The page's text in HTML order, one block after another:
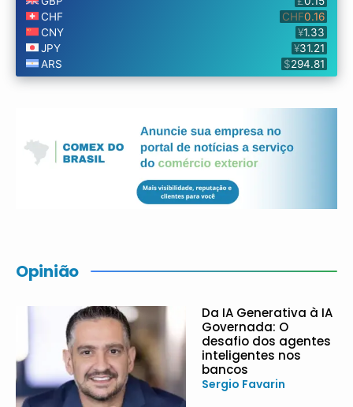
Opinião
Da IA Generativa à IA
Governada: O
desafio dos agentes
inteligentes nos
bancos
Sergio Favarin